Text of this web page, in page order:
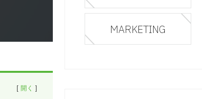
[ 開く ]
MARKETING